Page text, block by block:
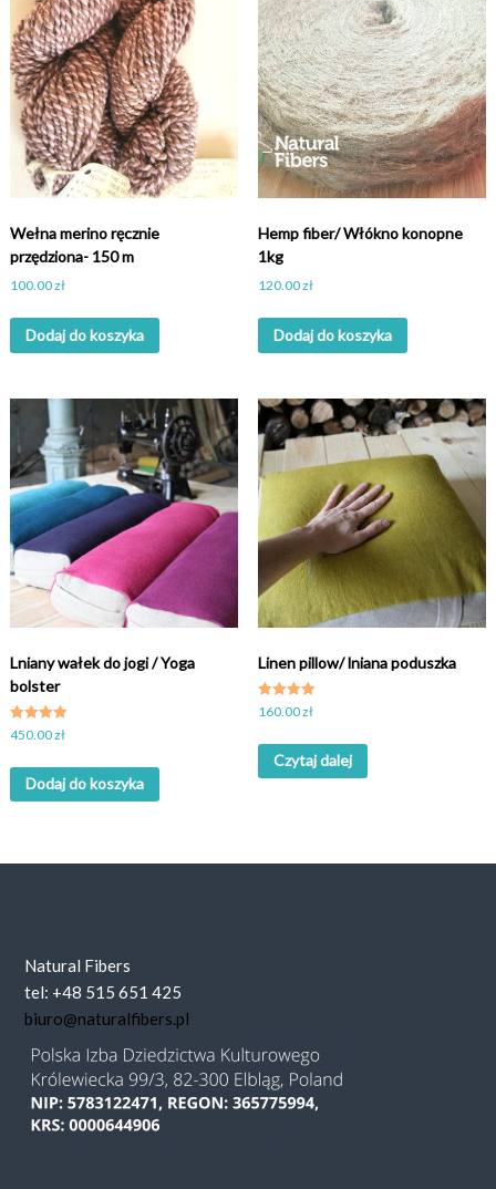
Wełna merino ręcznie
przędziona- 150 m
100.00zł
Dodaj do koszyka
Hemp fiber/ Włókno konopne
1kg
120.00zł
Dodaj do koszyka
Lniany wałek do jogi / Yoga
bolster
Oceniony
450.00zł
Dodaj do koszyka
Linen pillow/ lniana poduszka
Oceniony
160.00zł
Czytaj dalej
Natural Fibers
tel: +48 515 651 425
biuro@naturalfibers.pl